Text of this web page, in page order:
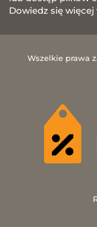
Dowiedz się więcej
Wszelkie prawa